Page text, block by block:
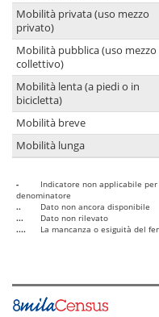
Mobilità privata (uso mezzo
privato)
Mobilità pubblica (uso mezzo
collettivo)
Mobilità lenta (a piedi o in
bicicletta)
Mobilità breve
Mobilità lunga
-
Indicatore non applicabile
denominatore
..
Dato non ancora disponibile
...
Dato non rilevato
....
La mancanza o esiguità del